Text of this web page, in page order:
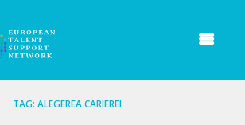
TAG: ALEGEREA CARIEREI